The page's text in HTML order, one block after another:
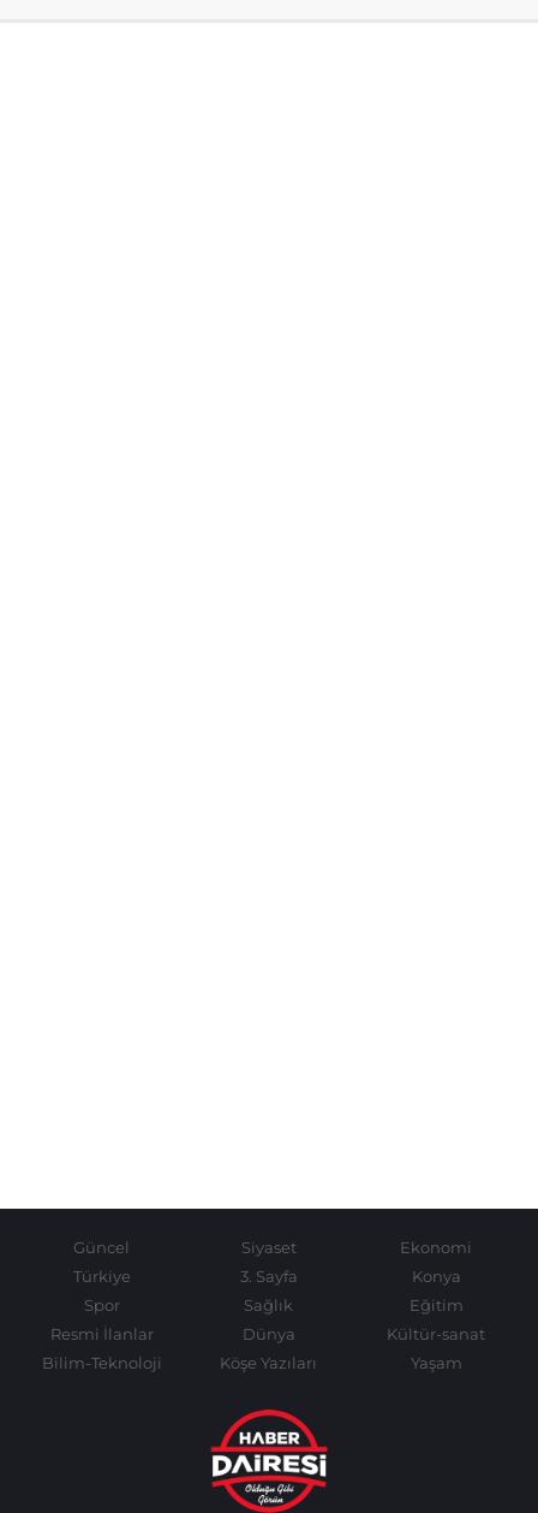
Güncel Siyaset
Ekonomi
Türkiye
3. Sayfa
Konya
Spor
Sağlık
Eğitim
Resmi İlanlar
Dünya
Kültür-sanat
Bilim-Teknoloji
Köşe Yazıları Yaşam